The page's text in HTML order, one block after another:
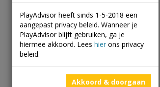
PlayAdvisor heeft sinds 1-5-2018 een
aangepast privacy beleid. Wanneer je
PlayAdvisor blijft gebruiken, ga je
hiermee akkoord. Lees hier ons privacy
beleid.
Akkoord & doorgaan